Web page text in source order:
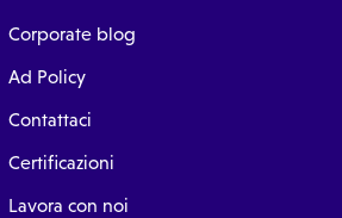
Corporate blog
Ad Policy
Contattaci
Certificazioni
Lavora con noi